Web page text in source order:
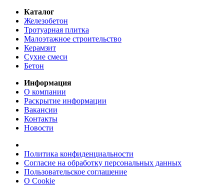
Каталог
Железобетон
Тротуарная плитка
Малоэтажное строительство
Керамзит
Сухие смеси
Бетон
Информация
О компании
Раскрытие информации
Вакансии
Контакты
Новости
Политика конфиденциальности
Согласие на обработку персональных данных
Пользовательское соглашение
О Cookie